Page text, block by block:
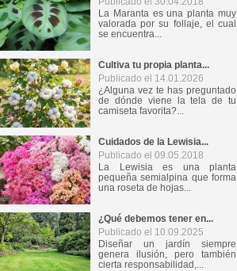
La Maranta es una planta muy
valorada por su follaje, el cual
se encuentra...
Cultiva tu propia planta...
Publicado el 14.01.2026
¿Alguna vez te has preguntado
de dónde viene la tela de tu
camiseta favorita?...
Cuidados de la Lewisia...
Publicado el 09.05.2018
La Lewisia es una planta
pequeña semialpina que forma
una roseta de hojas...
¿Qué debemos tener en...
Publicado el 10.09.2025
Diseñar un jardín siempre
genera ilusión, pero también
cierta responsabilidad,...